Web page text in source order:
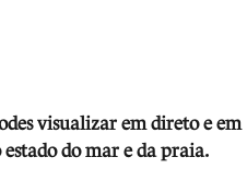
visualizar em direto e em
do mar e da praia.